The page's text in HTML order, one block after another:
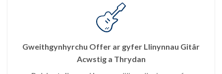
Gweithgynhyrchu Offer ar gyfer Llinynnau Gitâr
Acwstig a Thrydan